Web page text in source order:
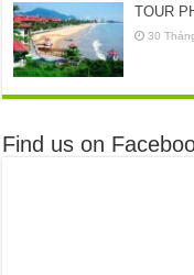
TOUR
30
Find us on